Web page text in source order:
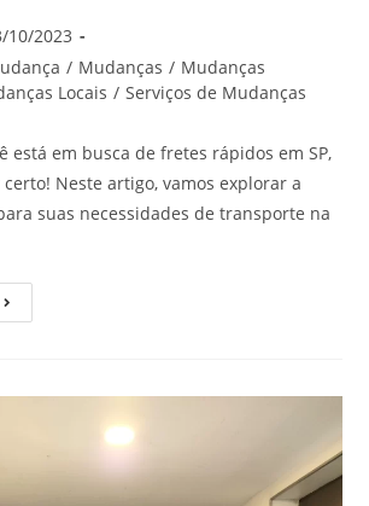
10/2023
/ Mudanças / Mudanças
Locais / Serviços de Mudanças
está em busca de fretes rápidos em SP,
Neste artigo, vamos explorar a
suas necessidades de transporte na